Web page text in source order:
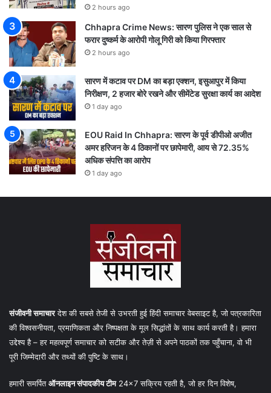
2 hours ago
Chhapra Crime News: सारण पुलिस ने एक साल से
फरार दुष्कर्म के आरोपी गोलू गिरी को किया गिरफ्तार
2 hours ago
सारण में कटाव पर DM का बड़ा एक्शन, इसुआपुर में किया
निरीक्षण, 2 हजार बोरे रखने और सीमेंटेड सुरक्षा कार्य का आदेश
1 day ago
EOU Raid In Chhapra: सारण के पूर्व डीपीओ अजीत
अमर हरिजन के 4 ठिकानों पर छापेमारी, आय से 72.35%
अधिक संपत्ति का आरोप
1 day ago
संजीवनी समाचारदेश की सबसे तेजी से उभरती हुई हिंदी समाचार वेबसाइट है, जो पत्रकारिता
की विश्वसनीयता, प्रमाणिकता और निष्पक्षता के मूल सिद्धांतों के साथ कार्य करती है। हमारा
उद्देश्य है – हर महत्वपूर्ण समाचार को सटीक और तेज़ी से अपने पाठकों तक पहुँचाना, वो भी
पूरी जिम्मेदारी और तथ्यों की पुष्टि के साथ।
हमारी समर्पितऑनलाइन संपादकीय टीम24×7 सक्रिय रहती है, जो हर दिन विशेष,